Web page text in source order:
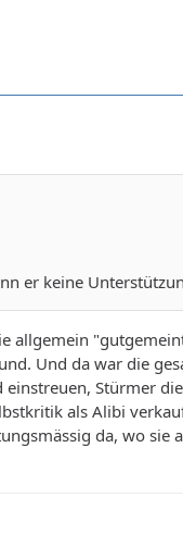
er keine
allgemein
Und da war die
Stürmer
als Alibi
da, wo sie